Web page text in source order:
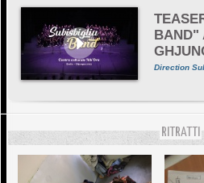
BAND"
Direction
RITRATTI